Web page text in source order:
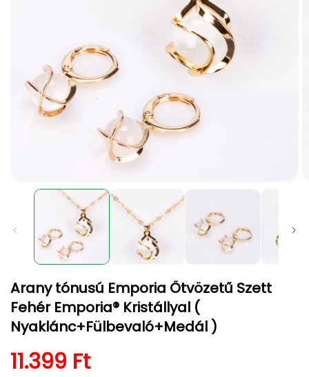
médiafájl
modális
párbeszédpanelen
Arany tónusú Emporia Ötvözetű Szett
Fehér Emporia® Kristállyal (
Nyaklánc+Fülbevaló+Medál )
Normál ár
11.399 Ft